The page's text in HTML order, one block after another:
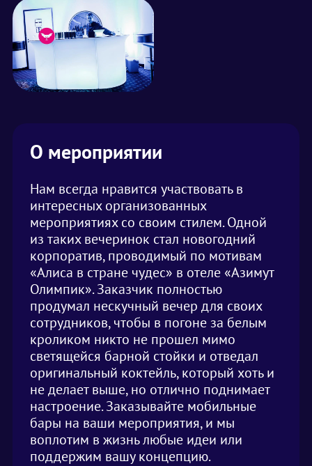
О мероприятии
Нам всегда нравится участвовать в
интересных организованных
мероприятиях со своим стилем. Одной
из таких вечеринок стал новогодний
корпоратив, проводимый по мотивам
«Алиса в стране чудес» в отеле «Азимут
Олимпик». Заказчик полностью
продумал нескучный вечер для своих
сотрудников, чтобы в погоне за белым
кроликом никто не прошел мимо
светящейся барной стойки и отведал
оригинальный коктейль, который хоть и
не делает выше, но отлично поднимает
настроение. Заказывайте мобильные
бары на ваши мероприятия, и мы
воплотим в жизнь любые идеи или
поддержим вашу концепцию.